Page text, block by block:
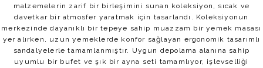
malzemelerin zarif bir birleşimini sunan koleksiyon, sıcak ve
davetkar bir atmosfer yaratmak için tasarlandı. Koleksiyonun
merkezinde dayanıklı bir tepeye sahip muazzam bir yemek masası
yer alırken, uzun yemeklerde konfor sağlayan ergonomik tasarımlı
sandalyelerle tamamlanmıştır. Uygun depolama alanına sahip
uyumlu bir bufet ve şık bir ayna seti tamamlıyor, işlevselliği